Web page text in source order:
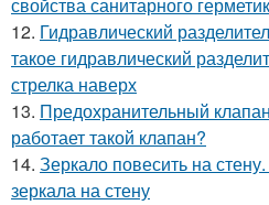
12. Гидравлический
такое гидравлический
стрелка наверх
13. Предохранительный
работает такой клапан?
14. Зеркало повесить на
зеркала на стену